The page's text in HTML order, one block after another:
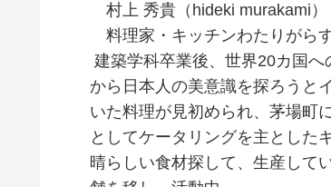
村上 秀貴（hideki murakami）
料理家・キッチンわたりがらす
建築学科卒業後、世界20カ国
から日本人の美意識を探ろうと
いた料理が見初められ、茅場町
としてケータリングを主とした
晴らしい食材探して、生産して